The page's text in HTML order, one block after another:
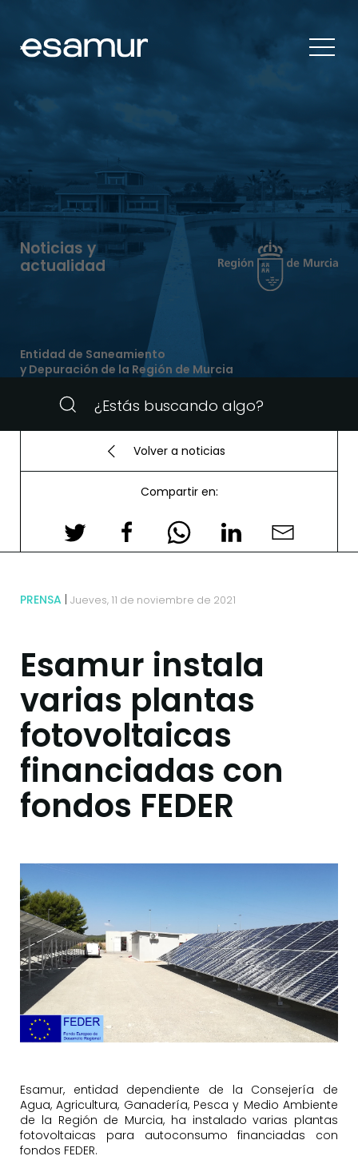
Noticias y
actualidad
Entidad de Saneamiento
y Depuración de la Región de Murcia
Volver a noticias
Compartir en:
PRENSA Jueves, 11 de noviembre de 2021
Esamur instala
varias plantas
fotovoltaicas
financiadas con
fondos FEDER
Esamur, entidad dependiente de la Consejería de
Agua, Agricultura, Ganadería, Pesca y Medio Ambiente
de la Región de Murcia, ha instalado varias plantas
fotovoltaicas para autoconsumo financiadas con
fondos FEDER.